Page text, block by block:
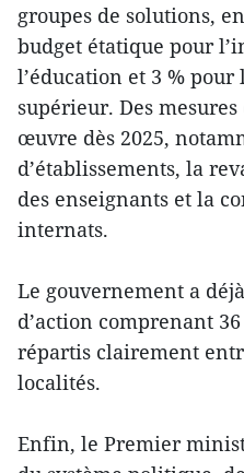
groupes de solutions,
budget étatique pour
l’éducation et 3 % pour
supérieur. Des
œuvre dès 2025,
d’établissements, la
des enseignants et la
internats.
Le gouvernement a
d’action comprenant
répartis clairement
localités.
Enfin, le Premier